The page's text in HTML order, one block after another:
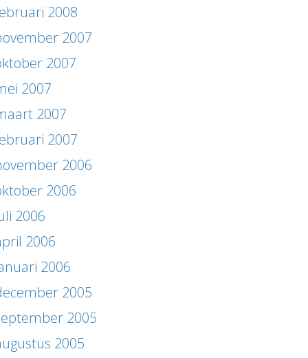
2008
2007
2007
2007
2007
2007
2006
2006
2006
2006
2006
2005
2005
2005